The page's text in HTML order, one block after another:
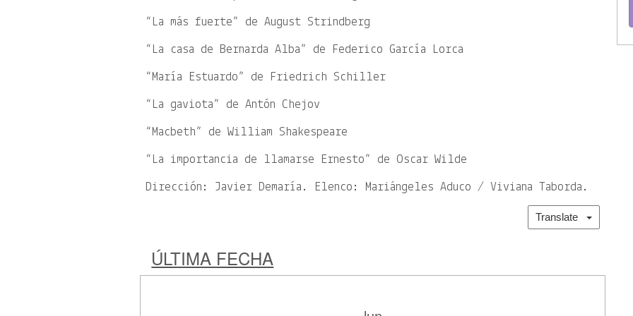
“La más fuerte” de August Strindberg
“La casa de Bernarda Alba” de Federico García Lorca
“María Estuardo” de Friedrich Schiller
“La gaviota” de Antón Chejov
“Macbeth” de William Shakespeare
“La importancia de llamarse Ernesto” de Oscar Wilde
Dirección: Javier Demaría. Elenco: Mariángeles Aduco / Viviana Taborda.
Translate
ÚLTIMA FECHA